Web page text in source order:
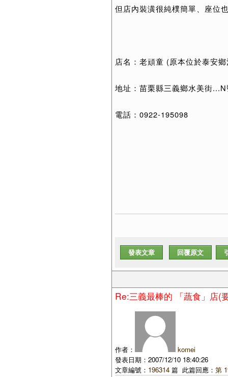
但店內裝潢很純樸簡單、座位
店名：老頑童 (原本位於泰安
地址：苗栗縣三義鄉水美街
電話：0922-195098
發表文章 回覆原文
Re:三義最棒的 「蔬食」店(
作者：
komei
發表日期：2007/12/10 18:40:26
文章編號： 196314 篇 此篇回應： 第